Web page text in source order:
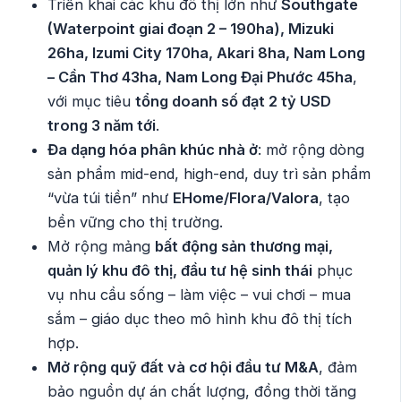
Triển khai các khu đô thị lớn nhưSouthgate
(Waterpoint giai đoạn 2 – 190ha), Mizuki
26ha, Izumi City 170ha, Akari 8ha, Nam Long
– Cần Thơ 43ha, Nam Long Đại Phước 45ha,
với mục tiêutổng doanh số đạt 2 tỷ USD
trong 3 năm tới.
Đa dạng hóa phân khúc nhà ở: mở rộng dòng
sản phẩm mid-end, high-end, duy trì sản phẩm
“vừa túi tiền” như EHome/Flora/Valora, tạo
bền vững cho thị trường.
Mở rộng mảng bất động sản thương mại,
quản lý khu đô thị, đầu tư hệ sinh thái phục
vụ nhu cầu sống – làm việc – vui chơi – mua
sắm – giáo dục theo mô hình khu đô thị tích
hợp.
Mở rộng quỹ đất và cơ hội đầu tư M&A, đảm
bảo nguồn dự án chất lượng, đồng thời tăng